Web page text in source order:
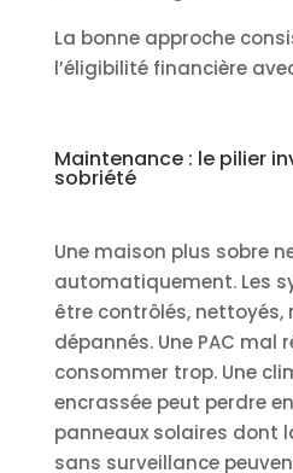
La bonne approche
l’éligibilité financière
Maintenance : le pilier
sobriété
Une maison plus sobre
automatiquement. Les
être contrôlés, nettoyés,
dépannés. Une PAC mal
consommer trop. Une
encrassée peut perdre
panneaux solaires dont
sans surveillance